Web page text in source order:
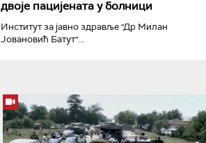
двоје пацијената у болници
Институт за јавно здравље "Др Милан
Јовановић Батут"...